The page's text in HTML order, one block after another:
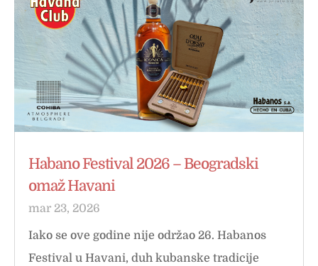
Habano Festival 2026 – Beogradski
omaž Havani
mar 23, 2026
Iako se ove godine nije održao 26. Habanos
Festival u Havani, duh kubanske tradicije